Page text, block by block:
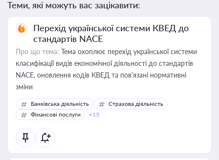
Теми, які можуть вас зацікавити:
Перехід української системи КВЕД до
стандартів NACE
Про що тема: Тема охоплює перехід української системи
класифікації видів економічної діяльності до стандартів
NACE, оновлення кодів КВЕД та пов'язані нормативні
зміни
Банківська діяльність
Страхова діяльність
Фінансові послуги
+13